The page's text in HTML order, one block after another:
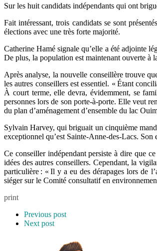
Sur les huit candidats indépendants qui ont
Fait intéressant, trois candidats se sont
élections avec une très forte majorité.
Catherine Hamé signale qu’elle a été adjointe
De plus, la population est maintenant ouverte à
Après analyse, la nouvelle conseillère trouve
les autres conseillers est essentiel. « Étant
À court terme, elle devra, évidemment, se
personnes lors de son porte-à-porte. Elle veut
du plan d’aménagement d’ensemble du lac
Sylvain Harvey, qui briguait un cinquième
exceptionnel qu’est Sainte-Anne-des-Lacs.
Ce conseiller indépendant persiste à dire que
idées des autres conseillers. Cependant, la
particulière : « Il y a eu des dérapages lors de
siéger sur le Comité consultatif en
print
Previous post
Next post